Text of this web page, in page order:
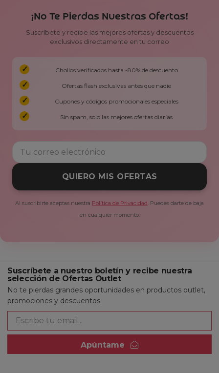
¡No Te Pierdas Nuestras Ofertas!
Suscríbete y recibe las mejores ofertas y descuentos
exclusivos directamente en tu correo
Chollos verificados hasta -80% de descuento
Ofertas flash exclusivas antes que nadie
Cupones y códigos promocionales especiales
Sin spam, solo las mejores ofertas diarias
QUIERO MIS OFERTAS
Al suscribirte aceptas nuestra Política de Privacidad. Puedes darte de baja
en cualquier momento.
Suscríbete a nuestro boletín y recibe nuestra
selección de Ofertas Outlet
No te pierdas grandes oportunidades en productos outlet,
promociones y descuentos.
Apúntame